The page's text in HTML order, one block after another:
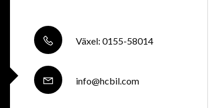
Växel: 0155-58014
info@hcbil.com